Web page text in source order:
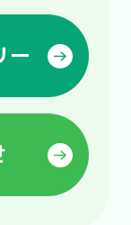
の仕事
（民間・
謝の気持
仕事に向
ちの仕事
ー